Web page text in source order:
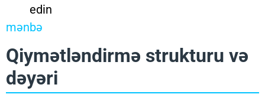
edin
mənbə
Qiymətləndirmə strukturu və
dəyəri